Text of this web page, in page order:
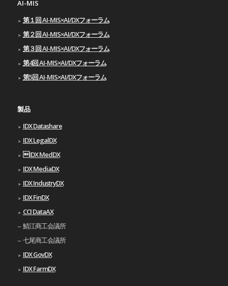
AI-MIS
第１回 AI-MIS×AI/DXフォーラム
第２回 AI-MIS×AI/DXフォーラム
第３回 AI-MIS×AI/DXフォーラム
第4回 AI-MIS×AI/DXフォーラム
第5回 AI-MIS×AI/DXフォーラム
製品
IDX Datashare
IDX LegalDX
IDX MedDX
IDX MediaDX
IDX IndustryDX
IDX FinDX
CCI DataAX
鯖江商工会議所
七尾商工会議所
IDX GovDX
IDX FarmDX